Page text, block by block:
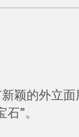
颖的外立
”。